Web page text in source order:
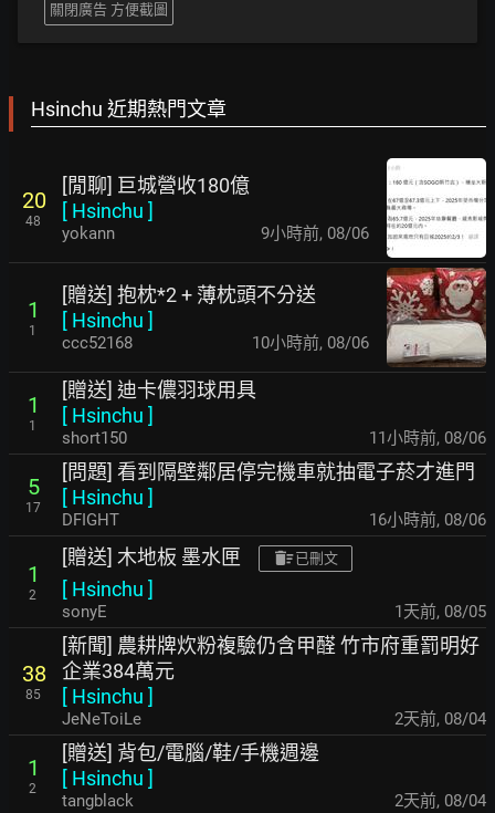
關閉廣告 方便截圖
Hsinchu 近期熱門文章
20
48
[閒聊] 巨城營收180億
[ Hsinchu ]
yokann 9小時前, 08/06
1
1
[贈送] 抱枕*2 + 薄枕頭不分送
[ Hsinchu ]
ccc52168 10小時前, 08/06
1
1
[贈送] 迪卡儂羽球用具
[ Hsinchu ]
short150 11小時前, 08/06
5
17
[問題] 看到隔壁鄰居停完機車就抽電子菸才進門
[ Hsinchu ]
DFIGHT 16小時前, 08/06
1
2
[贈送] 木地板 墨水匣 已刪文
[ Hsinchu ]
sonyE 1天前, 08/05
38
85
[新聞] 農耕牌炊粉複驗仍含甲醛 竹市府重罰明好
企業384萬元
[ Hsinchu ]
JeNeToiLe 2天前, 08/04
1
2
[贈送] 背包/電腦/鞋/手機週邊
[ Hsinchu ]
tangblack 2天前, 08/04